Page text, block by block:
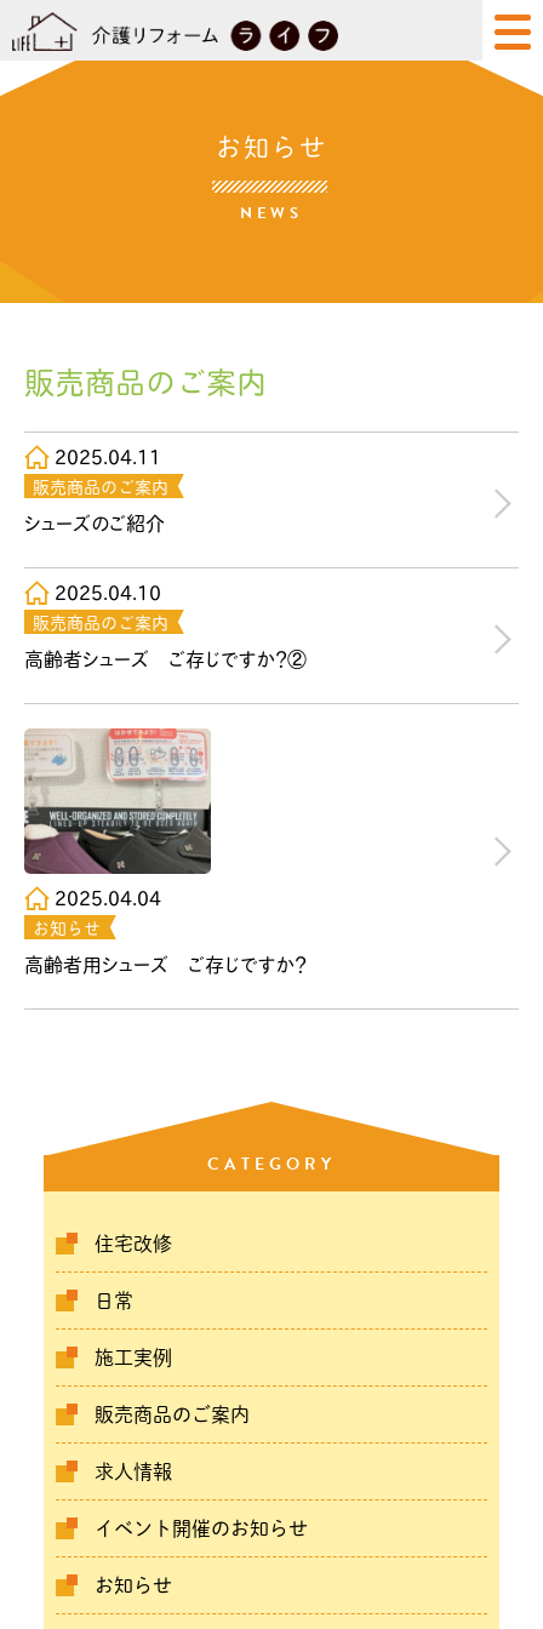
お知らせ
NEWS
CATEGORY
住宅改修
日常
施工実例
販売商品のご案内
求人情報
イベント開催のお知らせ
お知らせ
販売商品のご案内
2025.04.11
販売商品のご案内
シューズのご紹介
2025.04.10
販売商品のご案内
高齢者シューズ ご存じですか？②
2025.04.04
お知らせ
高齢者用シューズ ご存じですか？